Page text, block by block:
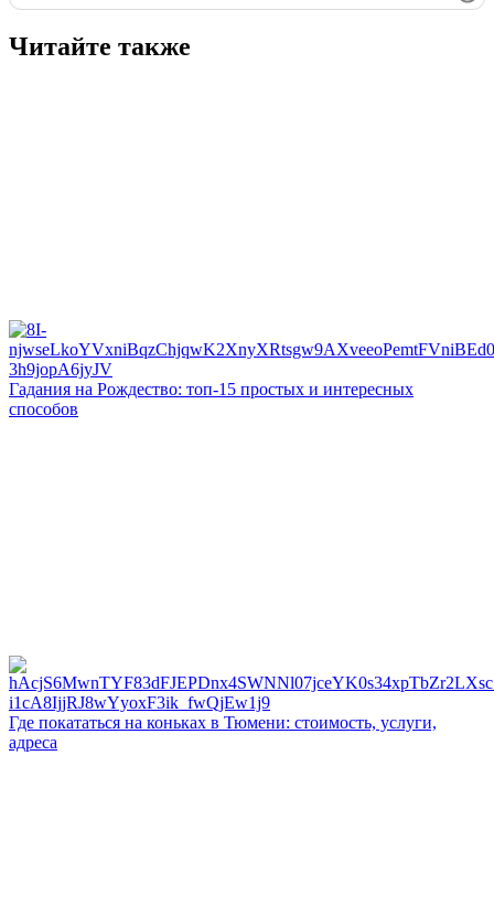
Читайте также
Гадания на Рождество: топ-15 простых и интересных
способов
Где покататься на коньках в Тюмени: стоимость, услуги,
адреса